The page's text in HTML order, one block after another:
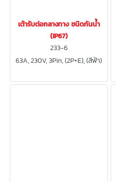
เต้ารับต่อกลางทาง ชนิดกันน้ำ
(IP67)
233-6
63A, 230V, 3Pin, (2P+E), (สีฟ้า)